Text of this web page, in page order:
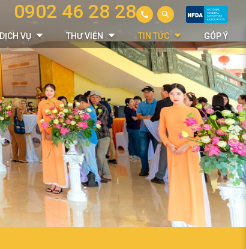
0902 46 28 28
DỊCH VỤ THƯ VIỆN TIN TỨC GÓP Ý